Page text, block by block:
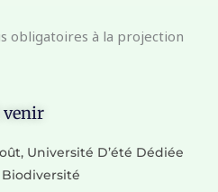
obligatoires à la projection
venir
Université D’été Dédiée
Biodiversité